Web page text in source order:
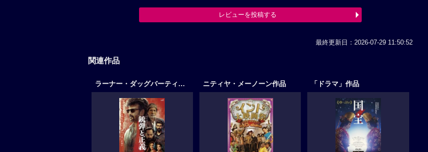
レビューを投稿する
最終更新日：2026-07-29 11:50:52
関連作品
ラーナー・ダッグバーティ作品 ニティヤ・メーノーン作品 「ドラマ」作品